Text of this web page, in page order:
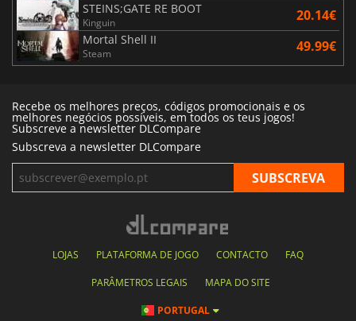
STEINS;GATE RE BOOT
Kinguin 20.14€
Mortal Shell II
Steam 49.99€
Recebe os melhores preços, códigos promocionais e os
melhores negócios possíveis, em todos os teus jogos!
Subscreve a newsletter DLCompare
Subscreva a newsletter DLCompare
LOJAS PLATAFORMA DE JOGO CONTACTO FAQ
PARÂMETROS LEGAIS MAPA DO SITE
PORTUGAL